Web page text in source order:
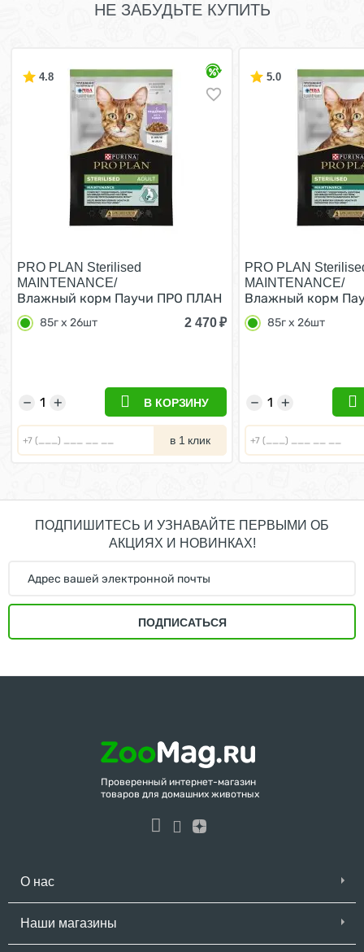
НЕ ЗАБУДЬТЕ КУПИТЬ
4.8
PRO PLAN Sterilised
MAINTENANCE/
Влажный корм Паучи ПРО ПЛАН
для взрослых стерилизованных
кошек с индейкой в желе (цена
85г х 26шт 2 470₽
+
− В КОРЗИНУ
в 1 клик
5.0
PRO PLAN
MAINTENANCE/
Влажный корм
для взрослых
кошек с рыбой в
85г х 26шт
+
−
ПОДПИШИТЕСЬ И УЗНАВАЙТЕ ПЕРВЫМИ ОБ
АКЦИЯХ И НОВИНКАХ!
ПОДПИСАТЬСЯ
Проверенный интернет-магазин
товаров для домашних животных
О нас
Наши магазины